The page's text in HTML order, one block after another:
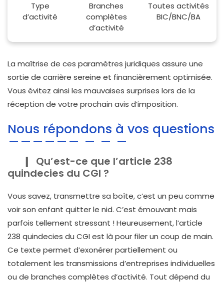
Type
d’activité
Branches
complètes
d’activité
Toutes activités
BIC/BNC/BA
La maîtrise de ces paramètres juridiques assure une
sortie de carrière sereine et financièrement optimisée.
Vous évitez ainsi les mauvaises surprises lors de la
réception de votre prochain avis d’imposition.
Nous répondons à vos questions
Qu’est-ce que l’article 238
quindecies du CGI ?
Vous savez, transmettre sa boîte, c’est un peu comme
voir son enfant quitter le nid. C’est émouvant mais
parfois tellement stressant ! Heureusement, l’article
238 quindecies du CGI est là pour filer un coup de main.
Ce texte permet d’exonérer partiellement ou
totalement les transmissions d’entreprises individuelles
ou de branches complètes d’activité. Tout dépend du